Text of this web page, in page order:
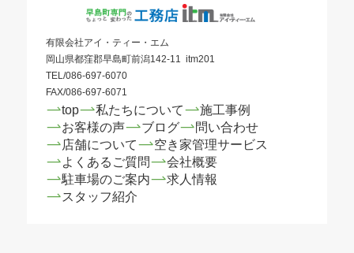
有限会社アイ・ティー・エム
岡山県都窪郡早島町前潟142-11 itm201
TEL/086-697-6070
FAX/086-697-6071
top 私たちについて
施工事例
お客様の声
ブログ
問い合わせ
店舗について
空き家管理サービス
よくあるご質問
会社概要
駐車場のご案内
求人情報
スタッフ紹介